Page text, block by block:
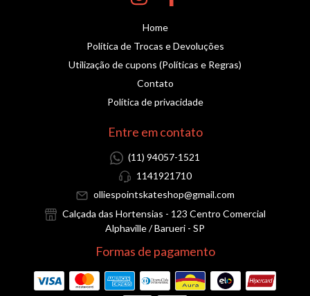
Home
Política de Trocas e Devoluções
Utilização de cupons (Políticas e Regras)
Contato
Política de privacidade
Entre em contato
(11) 94057-1521
1141921710
olliespointskateshop@gmail.com
Calçada das Hortensias - 123 Centro Comercial
Alphaville / Barueri - SP
Formas de pagamento